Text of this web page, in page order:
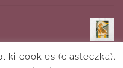
cookies (ciasteczka).